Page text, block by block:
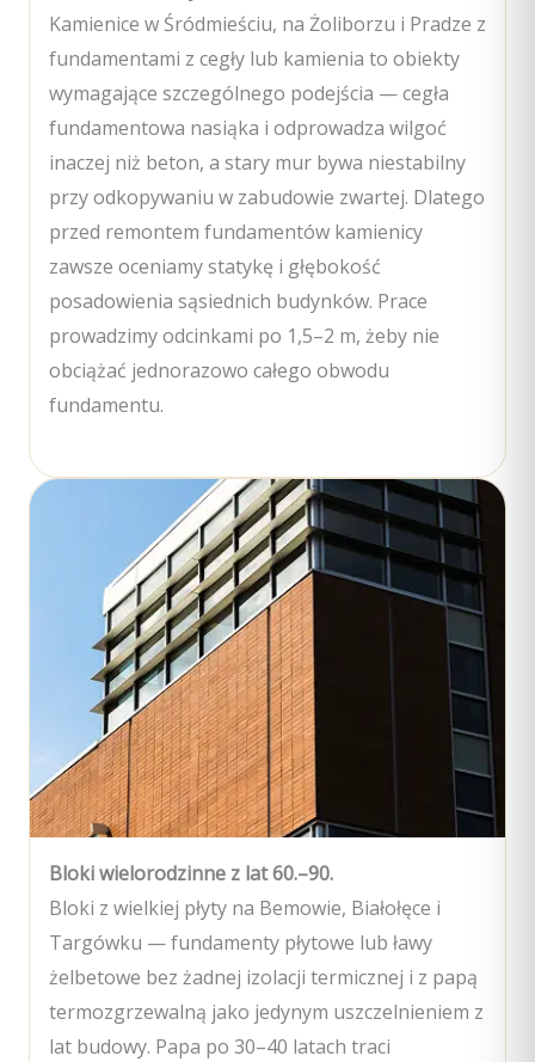
Kamienice w Śródmieściu, na Żoliborzu i Pradze z
fundamentami z cegły lub kamienia to obiekty
wymagające szczególnego podejścia — cegła
fundamentowa nasiąka i odprowadza wilgoć
inaczej niż beton, a stary mur bywa niestabilny
przy odkopywaniu w zabudowie zwartej. Dlatego
przed remontem fundamentów kamienicy
zawsze oceniamy statykę i głębokość
posadowienia sąsiednich budynków. Prace
prowadzimy odcinkami po 1,5–2 m, żeby nie
obciążać jednorazowo całego obwodu
fundamentu.
Bloki wielorodzinne z lat 60.–90.
Bloki z wielkiej płyty na Bemowie, Białołęce i
Targówku — fundamenty płytowe lub ławy
żelbetowe bez żadnej izolacji termicznej i z papą
termozgrzewalną jako jedynym uszczelnieniem z
lat budowy. Papa po 30–40 latach traci